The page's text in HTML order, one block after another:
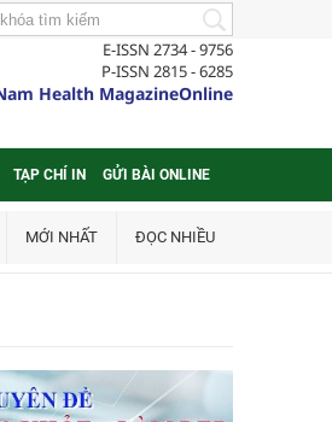
E-ISSN 2734 - 9756
P-ISSN 2815 - 6285
Health MagazineOnline
TẠP CHÍ IN GỬI BÀI ONLINE
MỚI NHẤT ĐỌC NHIỀU